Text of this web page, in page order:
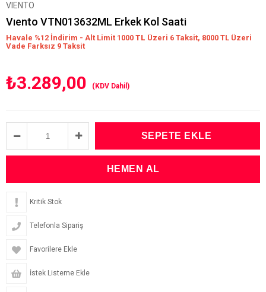
VIENTO
Vıento VTN013632ML Erkek Kol Saati
Havale %12 İndirim - Alt Limit 1000 TL Üzeri 6 Taksit, 8000 TL Üzeri
Vade Farksız 9 Taksit
₺3.289,00 (KDV Dahil)
Kritik Stok
Telefonla Sipariş
Favorilere Ekle
İstek Listeme Ekle